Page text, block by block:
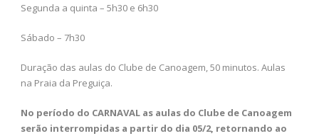
Segunda a quinta – 5h30 e 6h30
Sábado – 7h30
Duração das aulas do Clube de Canoagem, 50 minutos. Aulas
na Praia da Preguiça.
No período do CARNAVAL as aulas do Clube de Canoagem
serão interrompidas a partir do dia 05/2, retornando ao